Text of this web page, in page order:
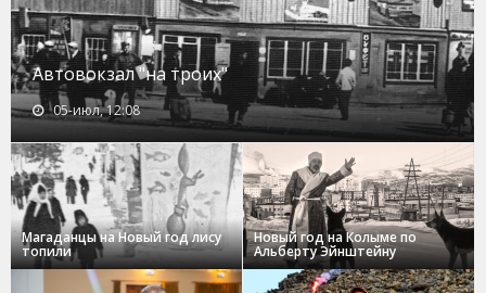
Автовокзал "на троих"
05-июл, 12:08
Магаданцы на Новый год лису
топили
Новый год на Колыме по
Альберту Эйнштейну